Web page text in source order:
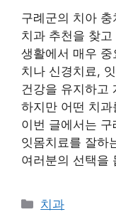
구례군의 치아
치과 추천을 찾
생활에서 매우
치나 신경치료,
건강을 유지하고
하지만 어떤 치
이번 글에서는
잇몸치료를 잘하
여러분의 선택을
Categories
치과